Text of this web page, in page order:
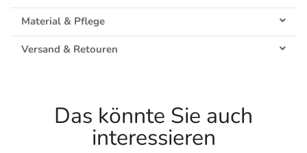
Material & Pflege
Versand & Retouren
Das könnte Sie auch
interessieren